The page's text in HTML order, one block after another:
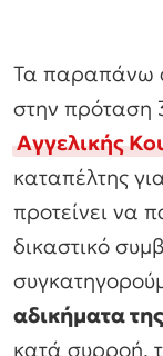
Τα παραπάνω
στην πρόταση
Αγγελικής
καταπέλτης
προτείνει να
δικαστικό
αδικήματα
κατά συρροή,